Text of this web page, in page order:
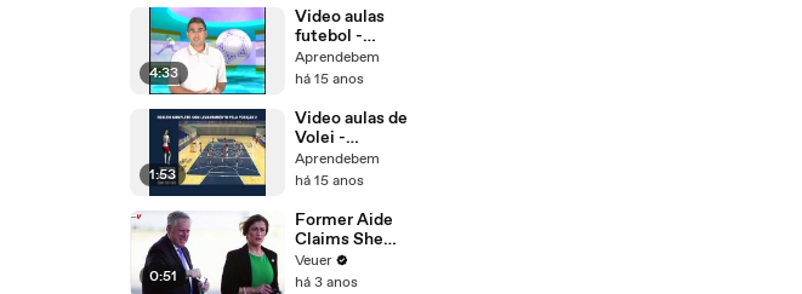
ABCD
4:33
Video aulas
futebol -
Sistemas
Tático 3x5x2 e
Aprendebem
há 15 anos
1:53
Video aulas de
Volei -
Sistema
Tático
Aprendebem
há 15 anos
0:51
Former Aide
Claims She
Was Asked to
Make a ‘Hit
Veuer
há 3 anos